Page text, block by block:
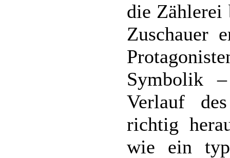
die Zählerei
Zuschauer
Symbolik
Verlauf
richtig
wie ein